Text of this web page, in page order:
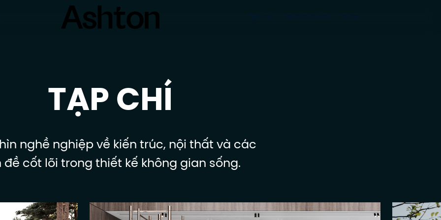
TẠP CHÍ
nghề nghiệp về kiến trúc, nội thất và các
đề cốt lõi trong thiết kế không gian sống.